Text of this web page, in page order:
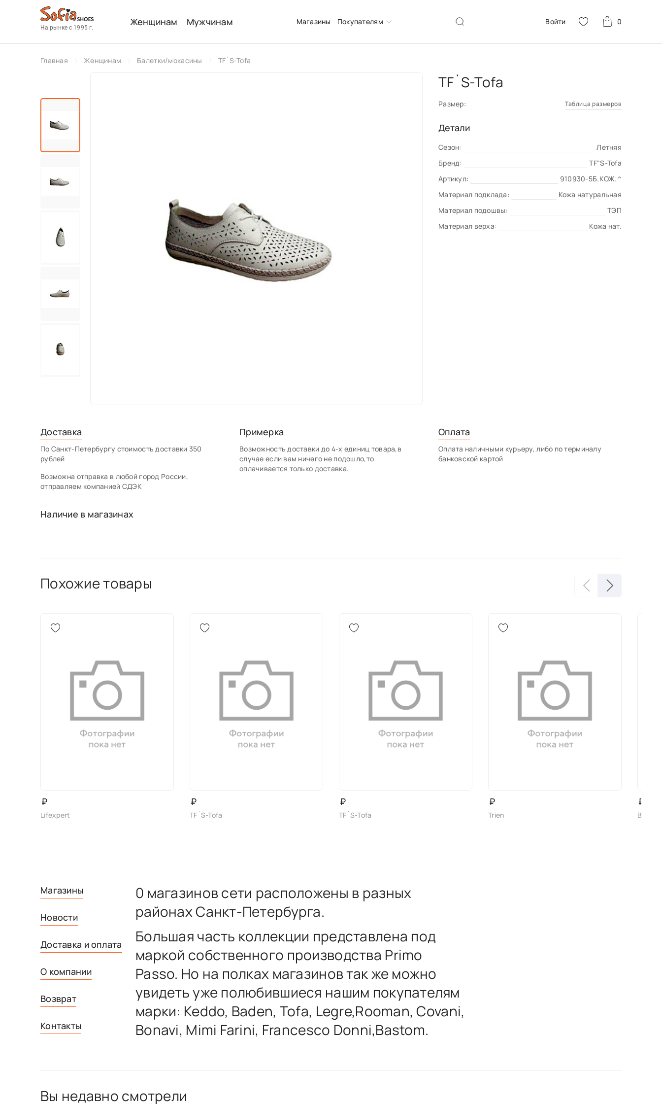
На рынке с 1995 г. Женщинам Мужчинам Магазины Покупателям Войти 0
Главная Женщинам Балетки/мокасины TF`S-Tofa
TF`S-Tofa
Размер: Таблица размеров
Детали
Сезон:
Летняя
Бренд:
TF"S-Tofa
Артикул:
910930-5Б.КОЖ.^
Материал подклада:
Кожа натуральная
Материал подошвы:
ТЭП
Материал верха:
Кожа нат.
Доставка
По Санкт-Петербургу стоимость доставки 350
рублей
Возможна отправка в любой город России,
отправляем компанией СДЭК
Примерка
Возможность доставки до 4-х единиц товара,в
случае если вам ничего не подошло,то
оплачивается только доставка.
Оплата
Оплата наличными курьеру, либо по терминалу
банковской картой
Наличие в магазинах
Похожие товары
₽
Lifexpert
₽
TF`S-Tofa
₽
TF`S-Tofa
₽
Trien
₽
BONAVI
Магазины
Новости
Доставка и оплата
О компании
Возврат
Контакты
0 магазинов сети расположены в разных
районах Санкт-Петербурга.
Большая часть коллекции представлена под
маркой собственного производства Primo
Passo. Но на полках магазинов так же можно
увидеть уже полюбившиеся нашим покупателям
марки: Keddo, Baden, Tofa, Legre,Rooman, Covani,
Bonavi, Mimi Farini, Francesco Donni,Bastom.
Вы недавно смотрели